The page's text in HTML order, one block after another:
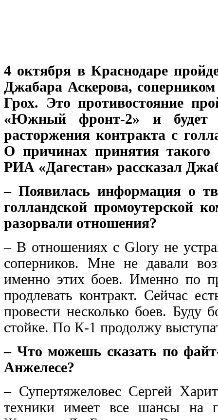
4 октября в Краснодаре
Джабара Аскерова,
Грох. Это противостояние
«Южный фронт-2» и будет
расторжения контракта с
О причинах принятия
РИА «Дагестан» рассказал
– Появилась информация о
голландской промоутерской
разорвали отношения?
– В отношениях с Glory не
соперников. Мне не давали
именно этих боев. Именно по
продлевать контракт. Сейчас
провести несколько боев. Буду
стойке. По К-1 продолжу
– Что можешь сказать по
Анжелесе?
– Супертяжеловес Сергей
техники имеет все шансы на